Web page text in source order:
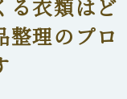
る衣類はど
整理のプロ